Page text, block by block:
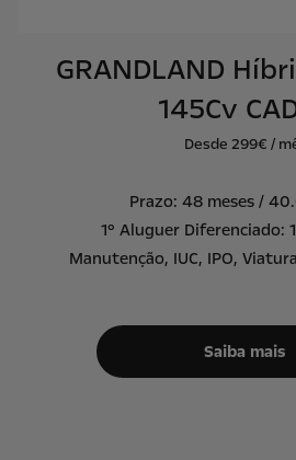
GRANDLAND
145Cv
Desde 299€ /
Prazo: 48 meses /
1º Aluguer Diferenciado:
Manutenção, IUC, IPO,
Saiba mais